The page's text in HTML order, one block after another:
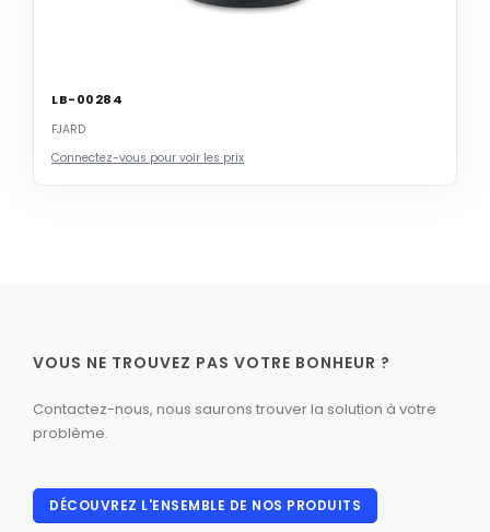
LB-00284
FJARD
Connectez-vous pour voir les prix
VOUS NE TROUVEZ PAS VOTRE BONHEUR ?
Contactez-nous, nous saurons trouver la solution à votre
problème.
DÉCOUVREZ L'ENSEMBLE DE NOS PRODUITS